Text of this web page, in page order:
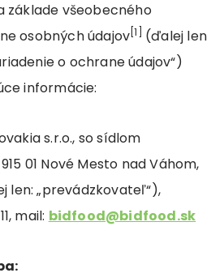
základe všeobecného
osobných údajov [1] (ďalej len
o ochrane údajov“)
informácie:
s.r.o., so sídlom
01 Nové Mesto nad Váhom,
len: „prevádzkovateľ“),
mail: bidfood@bidfood.sk